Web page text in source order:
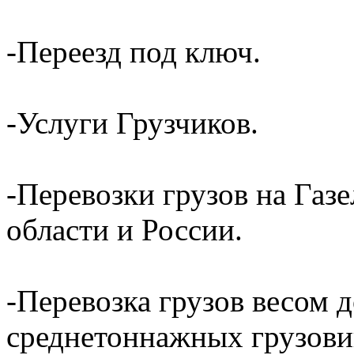
-Переезд под ключ.
-Услуги Грузчиков.
-Перевозки грузов на
области и России.
-Перевозка грузов весом
среднетоннажных